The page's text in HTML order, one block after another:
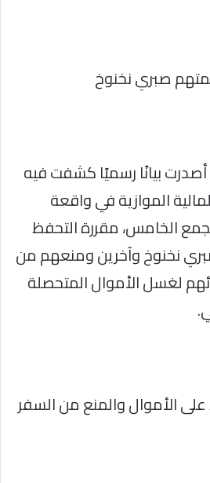
صبري نخنوخ
أصدرت بيانًا رسميًا كشفت فيه
الموازية في واقعة
الخامس، مقررة التحفظ
نخنوخ وآخرين ومنعهم من
لغسل الأموال المتحصلة
على الأموال والمنع من السفر